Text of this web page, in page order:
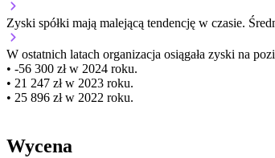
Zyski spółki mają malejącą tendencję w czasie.
W ostatnich latach organizacja osiągała zyski na
• -56 300 zł w 2024 roku.
• 21 247 zł w 2023 roku.
• 25 896 zł w 2022 roku.
Wycena